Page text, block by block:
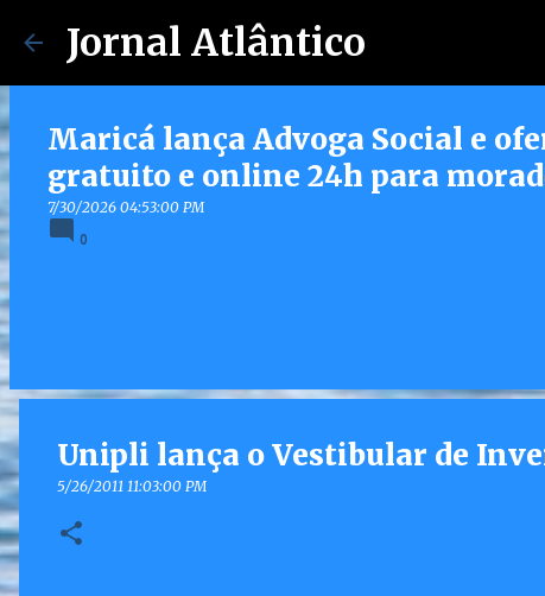
Jornal Atlântico
Maricá lança Advoga Social e
gratuito e online 24h para
7/30/2026 04:53:00 PM
0
Unipli lança o Vestibular de
5/26/2011 11:03:00 PM